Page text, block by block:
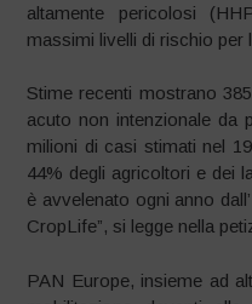
altamente pericolosi
massimi livelli di rischio per
Stime recenti mostrano
acuto non intenzionale da
milioni di casi stimati nel
44% degli agricoltori e dei
è avvelenato ogni anno
CropLife”, si legge nella
PAN Europe, insieme ad